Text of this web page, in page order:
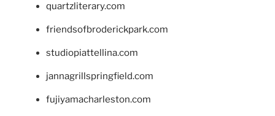
quartzliterary.com
friendsofbroderickpark.com
studiopiattellina.com
jannagrillspringfield.com
fujiyamacharleston.com